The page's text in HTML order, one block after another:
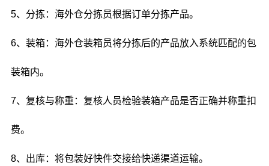
5、分拣：海外仓分拣员根据订单分拣产品。
6、装箱：海外仓装箱员将分拣后的产品放入系统匹配的包
装箱内。
7、复核与称重：复核人员检验装箱产品是否正确并称重扣
费。
8、出库：将包装好快件交接给快递渠道运输。